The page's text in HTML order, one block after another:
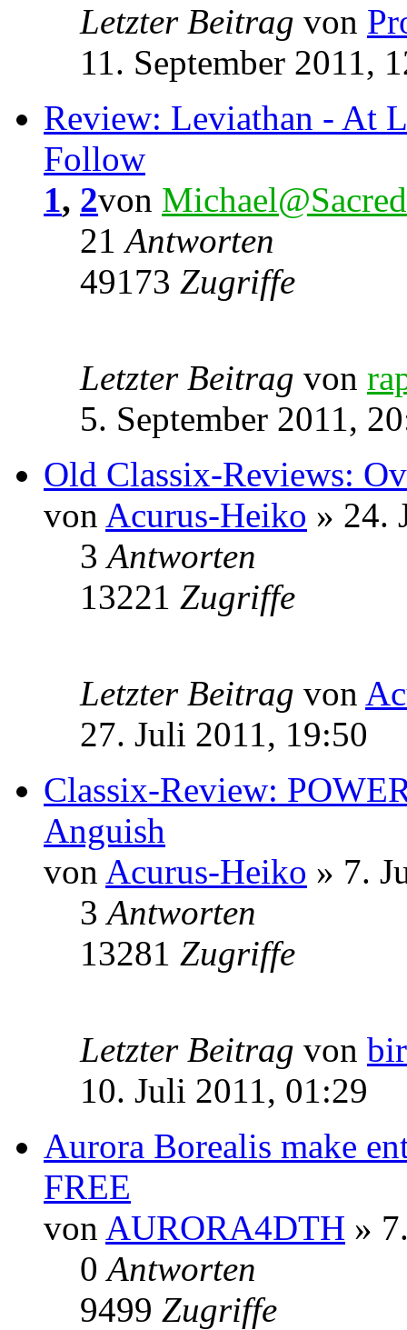
Letzter Beitrag von
11. September 2011,
Review: Leviathan - At
Follow
1, 2von
21Antworten
49173 Zugriffe
Letzter Beitrag von
5. September 2011,
Old Classix-Reviews:
von Acurus-Heiko » 24.
3Antworten
13221 Zugriffe
Letzter Beitrag von
27. Juli 2011, 19:50
Classix-Review:
Anguish
von Acurus-Heiko » 7.
3Antworten
13281 Zugriffe
Letzter Beitrag von
10. Juli 2011, 01:29
Aurora Borealis make
FREE
von AURORA4DTH »
0Antworten
9499 Zugriffe